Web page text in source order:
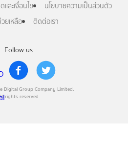
Follow us
Digital Group Company Limited.
rights reserved
ละเงื่อนไข
นโยบายความเป็นส่วนตัว
ยเหลือ
ติดต่อเรา